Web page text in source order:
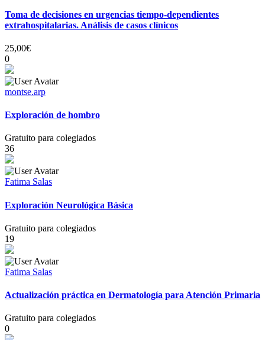
Toma de decisiones en urgencias tiempo-dependientes
extrahospitalarias. Análisis de casos clínicos
25,00€
0
montse.arp
Exploración de hombro
Gratuito para colegiados
36
Fatima Salas
Exploración Neurológica Básica
Gratuito para colegiados
19
Fatima Salas
Actualización práctica en Dermatología para Atención Primaria
Gratuito para colegiados
0